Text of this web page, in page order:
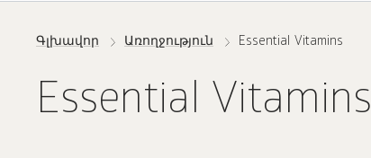
Գլխավոր Առողջություն Essential Vitamins
Essential Vitamins